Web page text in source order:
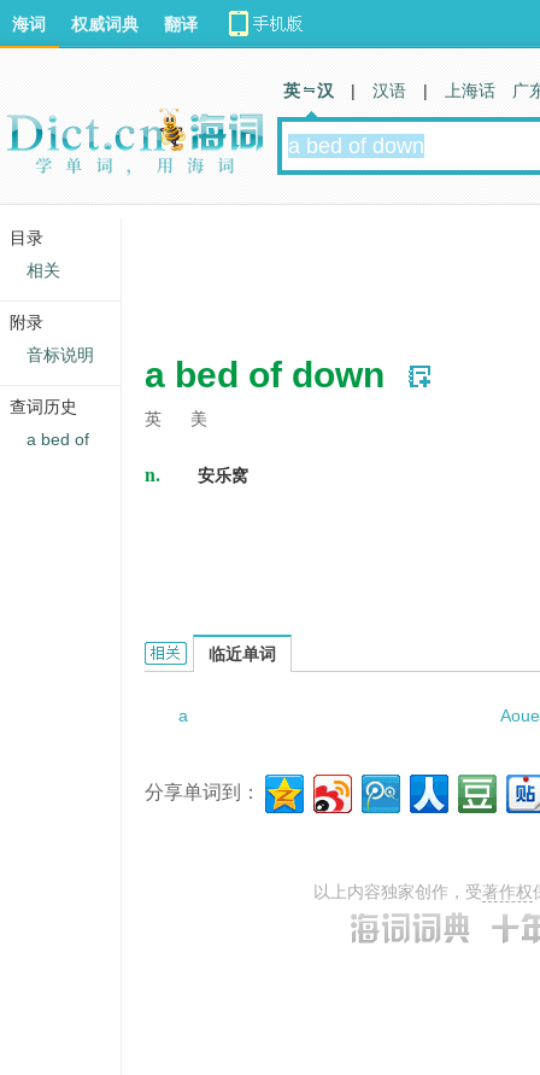
a bed of down
英 美
n. 安乐窝
a bed of down的相关资料：
临近单词
a
分享单词到：
以上内容独家创作，受著作权
海词 权威词典 翻译
英 汉 | 汉语 | 上海话 广
目录
相关
附录
音标说明
查词历史
a bed of